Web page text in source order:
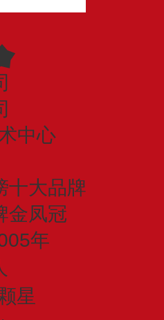
中心
十大品牌
金凤冠
年
星